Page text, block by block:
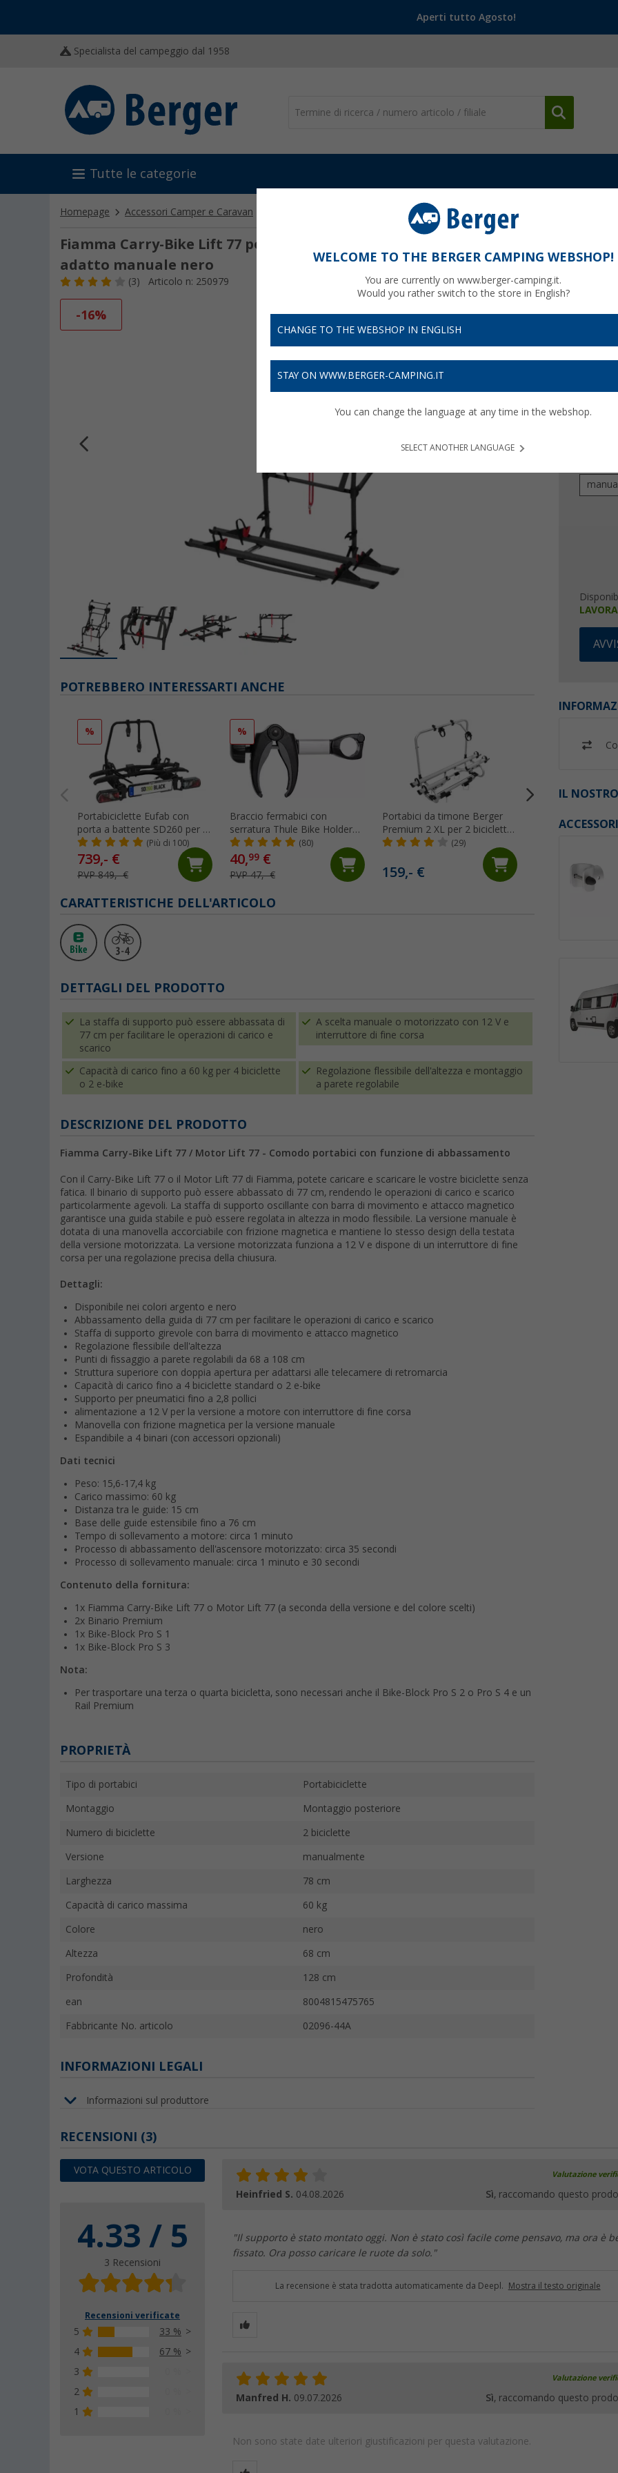
Aperti tutto Agosto!
Specialista del campeggio dal 1958
Tutte le categorie
Homepage Accessori Camper e Caravan Portabici posteriore Fiamma Carry-Bike Lift 77 portabici
Fiamma Carry-Bike Lift 77 portabici Abbassabile di 77 cm per 2 biciclette / e-bike
adatto manuale nero
(3) Articolo n: 250979
-16% PVP
Prezzi IVA
IL
ACCESSORI
POTREBBERO INTERESSARTI ANCHE
%
Portabiciclette Eufab con
porta a battente SD260 per 2
biciclette nero
(Più di 100)
739,- €
PVP 849,- €
%
Braccio fermabici con
serratura Thule Bike Holder
argento 12 cm (80)
40,99 €
PVP 47,- €
Portabici da timone Berger
Premium 2 XL per 2 biciclette
e per E-Bike argento
(29)
159,- €
Super XL per 2
€
CARATTERISTICHE DELL'ARTICOLO
DETTAGLI DEL PRODOTTO
La staffa di supporto può essere abbassata di
77 cm per facilitare le operazioni di carico e
scarico
A scelta manuale o motorizzato con 12 V e
interruttore di fine corsa
Capacità di carico fino a 60 kg per 4 biciclette
o 2 e-bike
Regolazione flessibile dell'altezza e montaggio
a parete regolabile
DESCRIZIONE DEL PRODOTTO
Fiamma Carry-Bike Lift 77 / Motor Lift 77 - Comodo portabici con funzione di abbassamento
Con il Carry-Bike Lift 77 o il Motor Lift 77 di Fiamma, potete caricare e scaricare le vostre biciclette senza
fatica. Il binario di supporto può essere abbassato di 77 cm, rendendo le operazioni di carico e scarico
particolarmente agevoli. La staffa di supporto oscillante con barra di movimento e attacco magnetico
garantisce una guida stabile e può essere regolata in altezza in modo flessibile. La versione manuale è
dotata di una manovella accorciabile con frizione magnetica e mantiene lo stesso design della testata
della versione motorizzata. La versione motorizzata funziona a 12 V e dispone di un interruttore di fine
corsa per una regolazione precisa della chiusura.
Dettagli:
Disponibile nei colori argento e nero
Abbassamento della guida di 77 cm per facilitare le operazioni di carico e scarico
Staffa di supporto girevole con barra di movimento e attacco magnetico
Regolazione flessibile dell'altezza
Punti di fissaggio a parete regolabili da 68 a 108 cm
Struttura superiore con doppia apertura per adattarsi alle telecamere di retromarcia
Capacità di carico fino a 4 biciclette standard o 2 e-bike
Supporto per pneumatici fino a 2,8 pollici
alimentazione a 12 V per la versione a motore con interruttore di fine corsa
Manovella con frizione magnetica per la versione manuale
Espandibile a 4 binari (con accessori opzionali)
Dati tecnici
Peso: 15,6-17,4 kg
Carico massimo: 60 kg
Distanza tra le guide: 15 cm
Base delle guide estensibile fino a 76 cm
Tempo di sollevamento a motore: circa 1 minuto
Processo di abbassamento dell'ascensore motorizzato: circa 35 secondi
Processo di sollevamento manuale: circa 1 minuto e 30 secondi
Contenuto della fornitura:
1x Fiamma Carry-Bike Lift 77 o Motor Lift 77 (a seconda della versione e del colore scelti)
2x Binario Premium
1x Bike-Block Pro S 1
1x Bike-Block Pro S 3
Nota:
Per trasportare una terza o quarta bicicletta, sono necessari anche il Bike-Block Pro S 2 o Pro S 4 e un
Rail Premium
PROPRIETÀ
Tipo di portabici Portabiciclette
Montaggio Montaggio posteriore
Numero di biciclette 2 biciclette
Versione manualmente
Larghezza 78 cm
Capacità di carico massima 60 kg
Colore nero
Altezza 68 cm
Profondità 128 cm
ean 8004815475765
Fabbricante No. articolo 02096-44A
INFORMAZIONI LEGALI
Informazioni sul produttore
RECENSIONI (3)
VOTA QUESTO ARTICOLO
4.33 / 5
3 Recensioni
Recensioni verificate
5
33 %
4
67 %
3
2
1
Valutazione
Heinfried S. 04.08.2026 Sì, raccomando questo
"Il supporto è stato montato oggi. Non è stato così facile come pensavo, ma ora è
fissato. Ora posso caricare le ruote da solo."
La recensione è stata tradotta automaticamente da Deepl. Mostra il testo originale
Valutazione
Manfred H. 09.07.2026 Sì, raccomando questo
Non sono state date ulteriori giustificazioni per questa valutazione.
WELCOME TO THE BERGER CAMPING WEBSHOP!
You are currently on www.berger-camping.it.
Would you rather switch to the store in English?
CHANGE TO THE WEBSHOP IN ENGLISH
STAY ON WWW.BERGER-CAMPING.IT
You can change the language at any time in the webshop.
SELECT ANOTHER LANGUAGE